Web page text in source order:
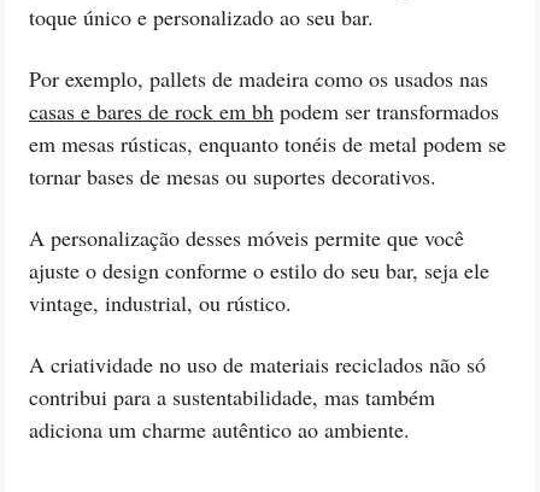
toque único e personalizado ao seu bar.
Por exemplo, pallets de madeira como os usados nas
casas e bares de rock em bh podem ser transformados
em mesas rústicas, enquanto tonéis de metal podem se
tornar bases de mesas ou suportes decorativos.
A personalização desses móveis permite que você
ajuste o design conforme o estilo do seu bar, seja ele
vintage, industrial, ou rústico.
A criatividade no uso de materiais reciclados não só
contribui para a sustentabilidade, mas também
adiciona um charme autêntico ao ambiente.